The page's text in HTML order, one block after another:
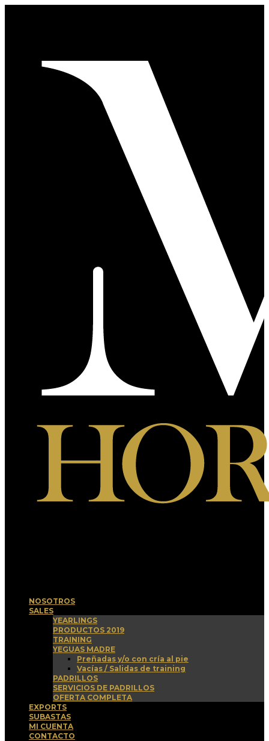
NOSOTROS
SALES
YEARLINGS
PRODUCTOS 2019
TRAINING
YEGUAS MADRE
Preñadas y/o con cría al pie
Vacías / Salidas de training
PADRILLOS
SERVICIOS DE PADRILLOS
OFERTA COMPLETA
EXPORTS
SUBASTAS
MI CUENTA
CONTACTO